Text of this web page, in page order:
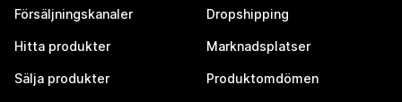
Försäljningskanaler
Hitta produkter
Sälja produkter
Dropshipping
Marknadsplatser
Produktomdömen